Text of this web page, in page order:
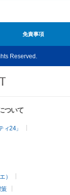
免責事項
Reserved.
ついて
24」
）